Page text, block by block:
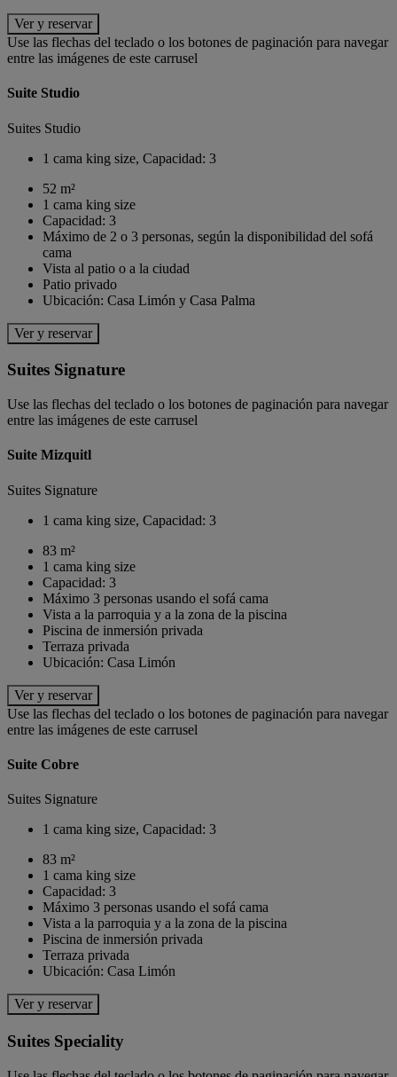
Ver y reservar
Use las flechas del teclado o los botones de paginación para navegar
entre las imágenes de este carrusel
Suite Studio
Suites Studio
1 cama king size, Capacidad: 3
52 m²
1 cama king size
Capacidad: 3
Máximo de 2 o 3 personas, según la disponibilidad del sofá
cama
Vista al patio o a la ciudad
Patio privado
Ubicación: Casa Limón y Casa Palma
Ver y reservar
Suites Signature
Use las flechas del teclado o los botones de paginación para navegar
entre las imágenes de este carrusel
Suite Mizquitl
Suites Signature
1 cama king size, Capacidad: 3
83 m²
1 cama king size
Capacidad: 3
Máximo 3 personas usando el sofá cama
Vista a la parroquia y a la zona de la piscina
Piscina de inmersión privada
Terraza privada
Ubicación: Casa Limón
Ver y reservar
Use las flechas del teclado o los botones de paginación para navegar
entre las imágenes de este carrusel
Suite Cobre
Suites Signature
1 cama king size, Capacidad: 3
83 m²
1 cama king size
Capacidad: 3
Máximo 3 personas usando el sofá cama
Vista a la parroquia y a la zona de la piscina
Piscina de inmersión privada
Terraza privada
Ubicación: Casa Limón
Ver y reservar
Suites Speciality